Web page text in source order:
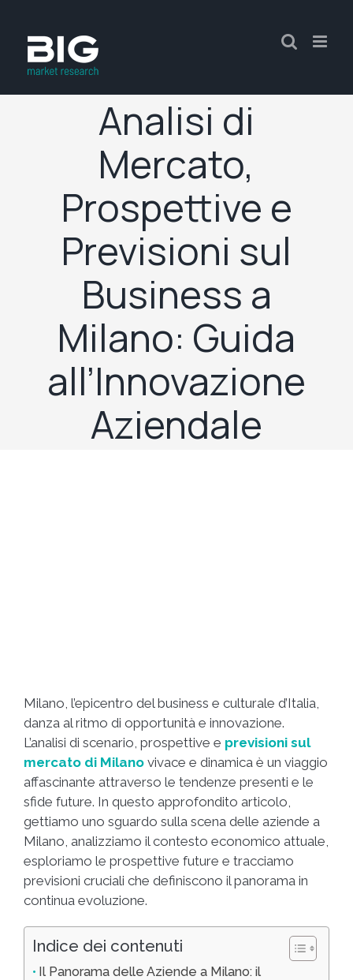
Analisi di
Mercato,
Prospettive e
Previsioni sul
Business a
Milano: Guida
all’Innovazione
Aziendale
Milano, l’epicentro del business e culturale d’Italia,
danza al ritmo di opportunità e innovazione.
L’analisi di scenario, prospettive e previsioni sul
mercato di Milano vivace e dinamica è un viaggio
affascinante attraverso le tendenze presenti e le
sfide future. In questo approfondito articolo,
gettiamo uno sguardo sulla scena delle aziende a
Milano, analizziamo il contesto economico attuale,
esploriamo le prospettive future e tracciamo
previsioni cruciali che definiscono il panorama in
continua evoluzione.
Indice dei contenuti
Il Panorama delle Aziende a Milano: il